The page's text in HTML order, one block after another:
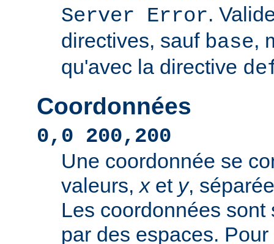
Server Error.
directives, sauf base,
qu'avec la directive
Coordonnées
0,0 200,200
Une coordonnée se
valeurs,xet y,
Les coordonnées
par des espaces.